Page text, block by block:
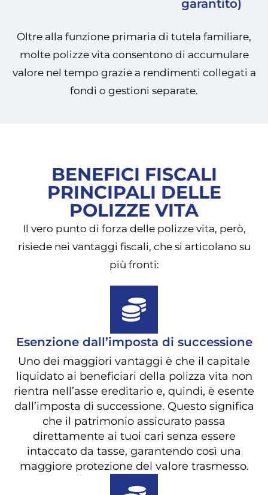
garantito)
Oltre alla funzione primaria di tutela familiare,
molte polizze vita consentono di accumulare
valore nel tempo grazie a rendimenti collegati a
fondi o gestioni separate.
BENEFICI FISCALI
PRINCIPALI DELLE
POLIZZE VITA
Il vero punto di forza delle polizze vita, però,
risiede nei vantaggi fiscali, che si articolano su
più fronti:
Esenzione dall’imposta di successione
Uno dei maggiori vantaggi è che il capitale
liquidato ai beneficiari della polizza vita non
rientra nell’asse ereditario e, quindi, è esente
dall’imposta di successione. Questo significa
che il patrimonio assicurato passa
direttamente ai tuoi cari senza essere
intaccato da tasse, garantendo così una
maggiore protezione del valore trasmesso.